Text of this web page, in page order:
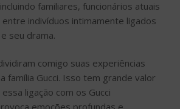
familiares, funcionários atuais
indivíduos intimamente ligados
seu drama.
comigo suas experiências
família Gucci. Isso tem grande valor
ligação com os Gucci